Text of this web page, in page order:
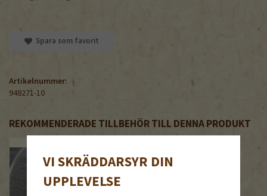
Spara som favorit
Artikelnummer:
948271-10
REKOMMENDERADE TILLBEHÖR TILL DENNA PRODUKT
VI SKRÄDDARSYR DIN
UPPLEVELSE